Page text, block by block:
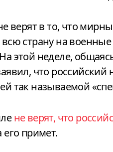
верят в то, что
страну на
этой неделе,
что
так называемой
не верят, что
примет.